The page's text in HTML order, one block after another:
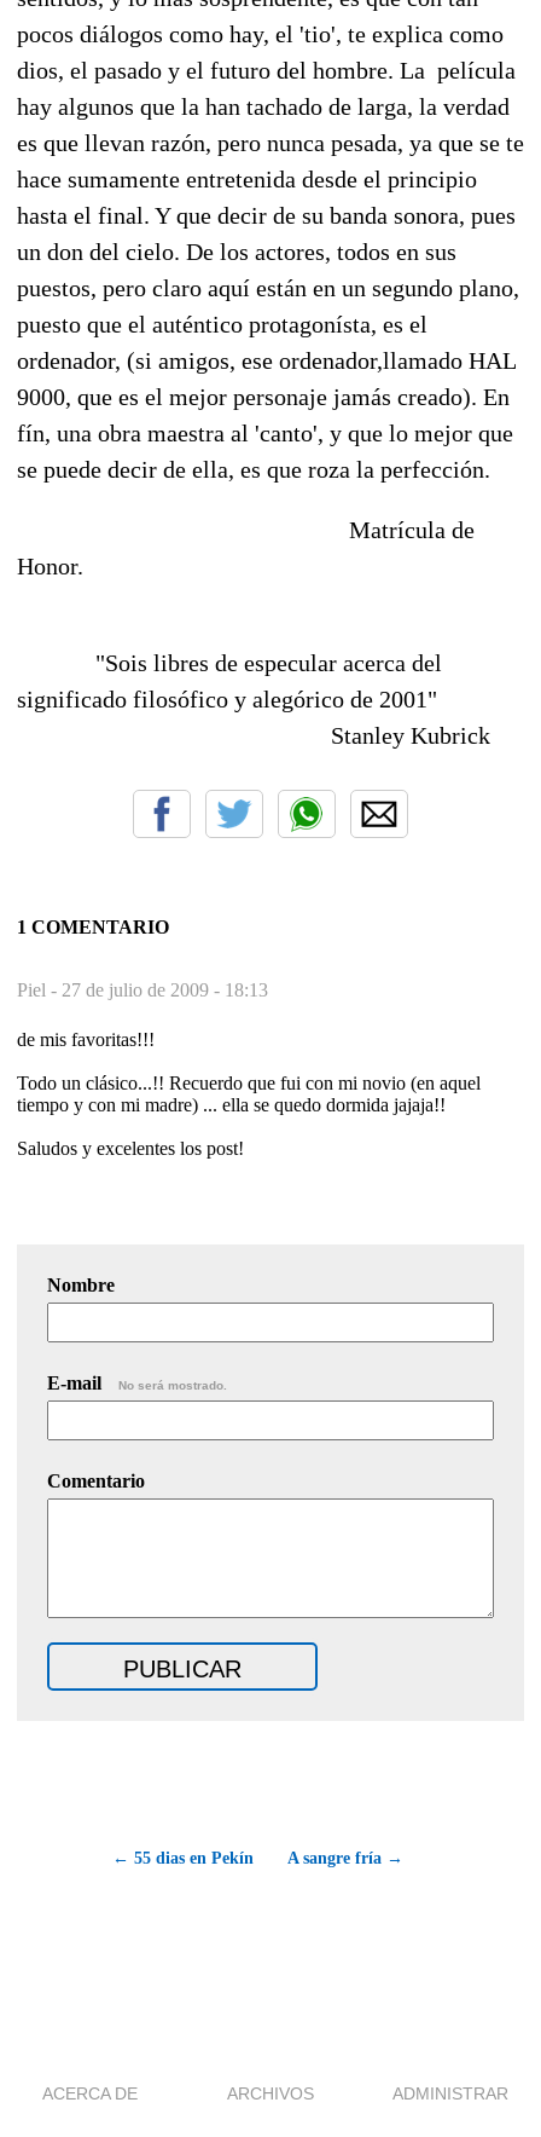
pocos diálogos como hay, el 'tio', te explica como
dios, el pasado y el futuro del hombre. La película
hay algunos que la han tachado de larga, la verdad
es que llevan razón, pero nunca pesada, ya que se te
hace sumamente entretenida desde el principio
hasta el final. Y que decir de su banda sonora, pues
un don del cielo. De los actores, todos en sus
puestos, pero claro aquí están en un segundo plano,
puesto que el auténtico protagonísta, es el
ordenador, (si amigos, ese ordenador,llamado HAL
9000, que es el mejor personaje jamás creado). En
fín, una obra maestra al 'canto', y que lo mejor que
se puede decir de ella, es que roza la perfección.
Matrícula de
Honor.
"Sois libres de especular acerca del
significado filosófico y alegórico de 2001"
Stanley Kubrick
1 COMENTARIO
Piel - 27 de julio de 2009 - 18:13
de mis favoritas!!!
Todo un clásico...!! Recuerdo que fui con mi novio (en aquel
tiempo y con mi madre) ... ella se quedo dormida jajaja!!
Saludos y excelentes los post!
Nombre
E-mail No será mostrado.
Comentario
← 55 dias en Pekín A sangre fría →
ACERCA DE ARCHIVOS ADMINISTRAR